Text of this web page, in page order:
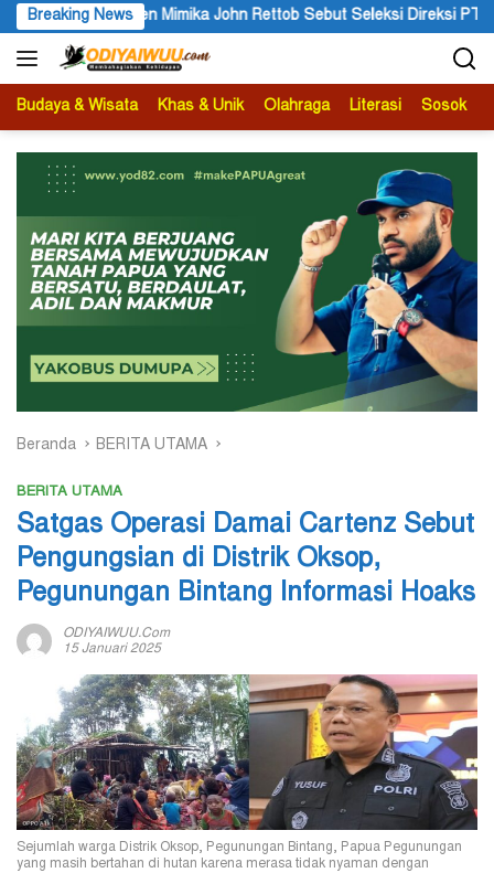
Langsung
ke
konten
Breaking News
Rettob Sebut Seleksi Direksi PT MAS Wajib Lewat Mekanisme
Budaya & Wisata Khas & Unik Olahraga Literasi Sosok
Beranda BERITA UTAMA
BERITA UTAMA
Satgas Operasi Damai Cartenz Sebut
Pengungsian di Distrik Oksop,
Pegunungan Bintang Informasi Hoaks
ODIYAIWUU.com
15 Januari 2025
Sejumlah warga Distrik Oksop, Pegunungan Bintang, Papua Pegunungan
yang masih bertahan di hutan karena merasa tidak nyaman dengan